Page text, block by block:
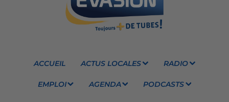
ACCUEIL ACTUS LOCALES RADIO
EMPLOI AGENDA PODCASTS